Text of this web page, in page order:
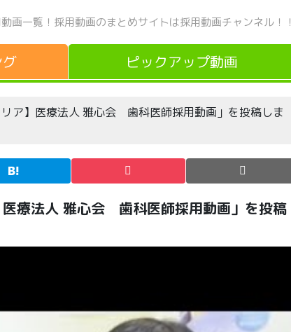
画一覧！ 採用動画のまとめサイトは採用動画チャンネル！！
ピックアップ動画
ア】医療法人 雅心会 歯科医師採用動画」を投稿しま
医療法人 雅心会 歯科医師採用動画」を投稿